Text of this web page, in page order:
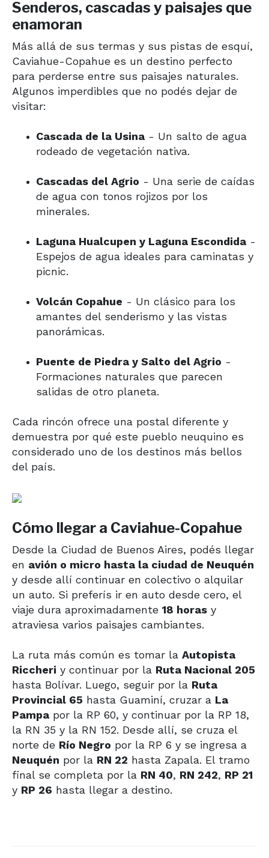
Senderos, cascadas y paisajes que
enamoran
Más allá de sus termas y sus pistas de esquí,
Caviahue-Copahue es un destino perfecto
para perderse entre sus paisajes naturales.
Algunos imperdibles que no podés dejar de
visitar:
Cascada de la Usina - Un salto de agua
rodeado de vegetación nativa.
Cascadas del Agrio - Una serie de caídas
de agua con tonos rojizos por los
minerales.
Laguna Hualcupen y Laguna Escondida -
Espejos de agua ideales para caminatas y
picnic.
Volcán Copahue - Un clásico para los
amantes del senderismo y las vistas
panorámicas.
Puente de Piedra y Salto del Agrio -
Formaciones naturales que parecen
salidas de otro planeta.
Cada rincón ofrece una postal diferente y
demuestra por qué este pueblo neuquino es
considerado uno de los destinos más bellos
del país.
Cómo llegar a Caviahue-Copahue
Desde la Ciudad de Buenos Aires, podés llegar
en avión o micro hasta la ciudad de Neuquén
y desde allí continuar en colectivo o alquilar
un auto. Si preferís ir en auto desde cero, el
viaje dura aproximadamente 18 horas y
atraviesa varios paisajes cambiantes.
La ruta más común es tomar la Autopista
Riccheri y continuar por la Ruta Nacional 205
hasta Bolívar. Luego, seguir por la Ruta
Provincial 65 hasta Guaminí, cruzar a La
Pampa por la RP 60, y continuar por la RP 18,
la RN 35 y la RN 152. Desde allí, se cruza el
norte de Río Negro por la RP 6 y se ingresa a
Neuquén por la RN 22 hasta Zapala. El tramo
final se completa por la RN 40, RN 242, RP 21
y RP 26 hasta llegar a destino.